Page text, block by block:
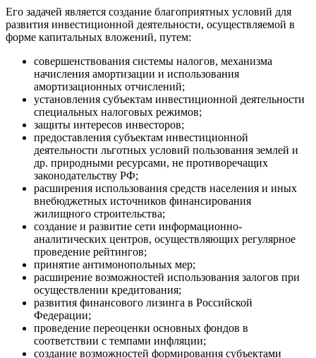
Его задачей является создание благоприятных условий для
развития инвестиционной деятельности, осуществляемой в
форме капитальных вложений, путем:
совершенствования системы налогов, механизма
начисления амортизации и использования
амортизационных отчислений;
установления субъектам инвестиционной деятельности
специальных налоговых режимов;
защиты интересов инвесторов;
предоставления субъектам инвестиционной
деятельности льготных условий пользования землей и
др. природными ресурсами, не противоречащих
законодательству РФ;
расширения использования средств населения и иных
внебюджетных источников финансирования
жилищного строительства;
создание и развитие сети информационно-
аналитических центров, осуществляющих регулярное
проведение рейтингов;
принятие антимонопольных мер;
расширение возможностей использования залогов при
осуществлении кредитования;
развития финансового лизинга в Российской
Федерации;
проведение переоценки основных фондов в
соответствии с темпами инфляции;
создание возможностей формирования субъектами